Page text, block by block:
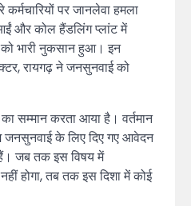
पर जानलेवा हमला
और कोल हैंडलिंग प्लांट में
भारी नुकसान हुआ। इन
रायगढ़ ने जनसुनवाई को
सम्मान करता आया है। वर्तमान
जनसुनवाई के लिए दिए गए आवेदन
जब तक इस विषय में
होगा, तब तक इस दिशा में कोई